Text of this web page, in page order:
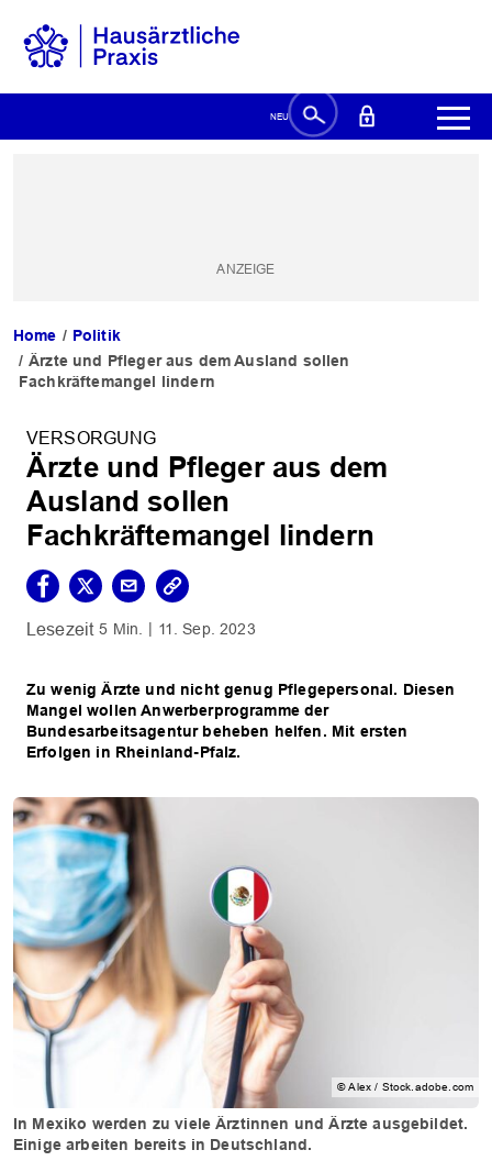
Home
Politik
Ärzte und Pfleger aus dem Ausland sollen
Fachkräftemangel lindern
VERSORGUNG
Ärzte und Pfleger aus dem
Ausland sollen
Fachkräftemangel lindern
5 Min. 11. Sep. 2023
Zu wenig Ärzte und nicht genug Pflegepersonal. Diesen
Mangel wollen Anwerberprogramme der
Bundesarbeitsagentur beheben helfen. Mit ersten
Erfolgen in Rheinland-Pfalz.
© Alex / Stock.adobe.com
In Mexiko werden zu viele Ärztinnen und Ärzte ausgebildet.
Einige arbeiten bereits in Deutschland.